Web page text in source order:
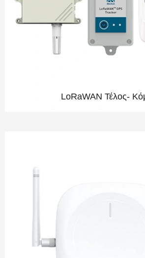
LoRaWAN Τέλος-